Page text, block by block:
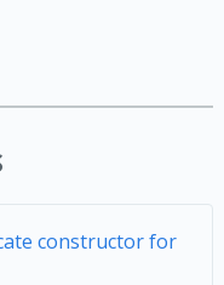
constructor for